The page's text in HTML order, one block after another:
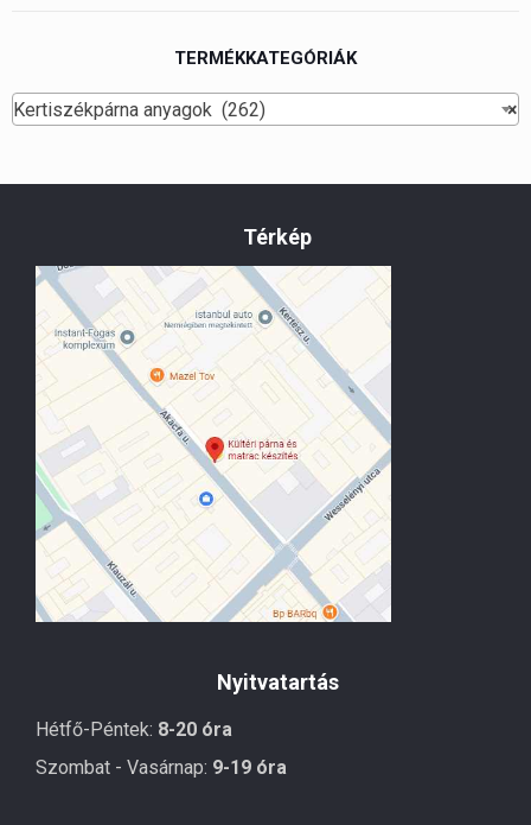
TERMÉKKATEGÓRIÁK
×
Kertiszékpárna anyagok (262)
Térkép
Nyitvatartás
Hétfő-Péntek: 8-20 óra
Szombat - Vasárnap: 9-19 óra